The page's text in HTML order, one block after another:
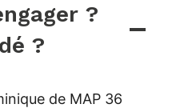
?
?
de MAP 36